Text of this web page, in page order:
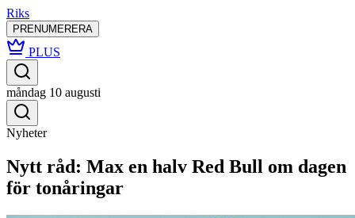
Riks
PRENUMERERA
PLUS
måndag 10 augusti
Nyheter
Nytt råd: Max en halv Red Bull om dagen
för tonåringar